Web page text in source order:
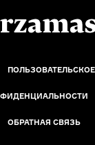
ОБРАТНАЯ СВЯЗЬ